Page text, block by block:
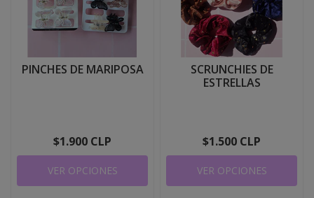
PINCHES DE MARIPOSA
$1.900 CLP
VER OPCIONES
SCRUNCHIES DE
ESTRELLAS
$1.500 CLP
VER OPCIONES